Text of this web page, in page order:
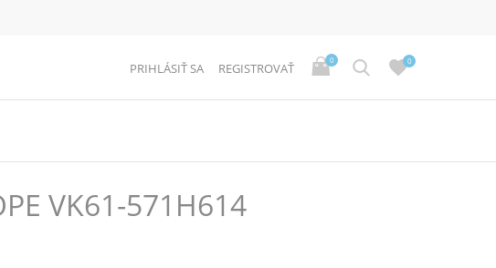
PRIHLÁSIŤ SA REGISTROVAŤ
0 0
VK61-571H614